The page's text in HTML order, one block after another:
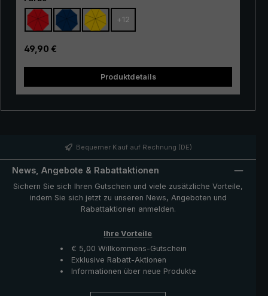
Einsteigermodell besonders gut geeignet. Das Gestell
aus 100% Glasfasern ist sehr flexibel und überzeugt
durch seine ausgezeichnete Stabilität und erstklassige
Verarbeitung. Durch den Einsatz von innovativen
Materialien ist der "Swing" zudem sehr leicht und kann
somit bequem in der Hand getragen werden. Ob bei
einem kurzen Regenschauer oder bei Dauerregen, der
beliebte Trekking-Regenschirm "Swing" bietet
Wetterbedingungen.
+ 12
Regulärer Preis:
49,90 €
Produktdetails
Bequemer Kauf auf Rechnung (DE)
News, Angebote & Rabattaktionen
Sichern Sie sich Ihren Gutschein und viele zusätzliche Vorteile,
indem Sie sich jetzt zu unseren News, Angeboten und
Rabattaktionen anmelden.
Ihre Vorteile
€ 5,00 Willkommens-Gutschein
Exklusive Rabatt-Aktionen
Informationen über neue Produkte